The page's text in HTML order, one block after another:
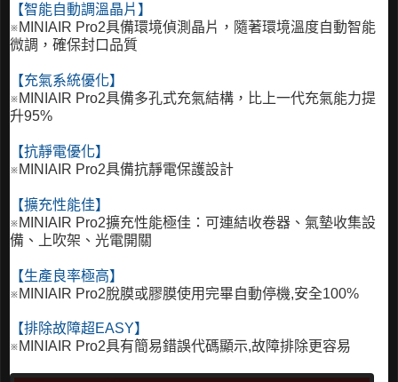
【智能自動調溫晶片】
※MINIAIR Pro2具備環境偵測晶片，隨著環境溫度自動智能
微調，確保封口品質
【充氣系統優化】
※MINIAIR Pro2具備多孔式充氣結構，比上一代充氣能力提
升95%
【抗靜電優化】
※MINIAIR Pro2具備抗靜電保護設計
【擴充性能佳】
※MINIAIR Pro2擴充性能極佳：可連結收卷器、氣墊收集設
備、上吹架、光電開關
【生產良率極高】
※MINIAIR Pro2脫膜或膠膜使用完畢自動停機,安全100%
【排除故障超EASY】
※MINIAIR Pro2具有簡易錯誤代碼顯示,故障排除更容易